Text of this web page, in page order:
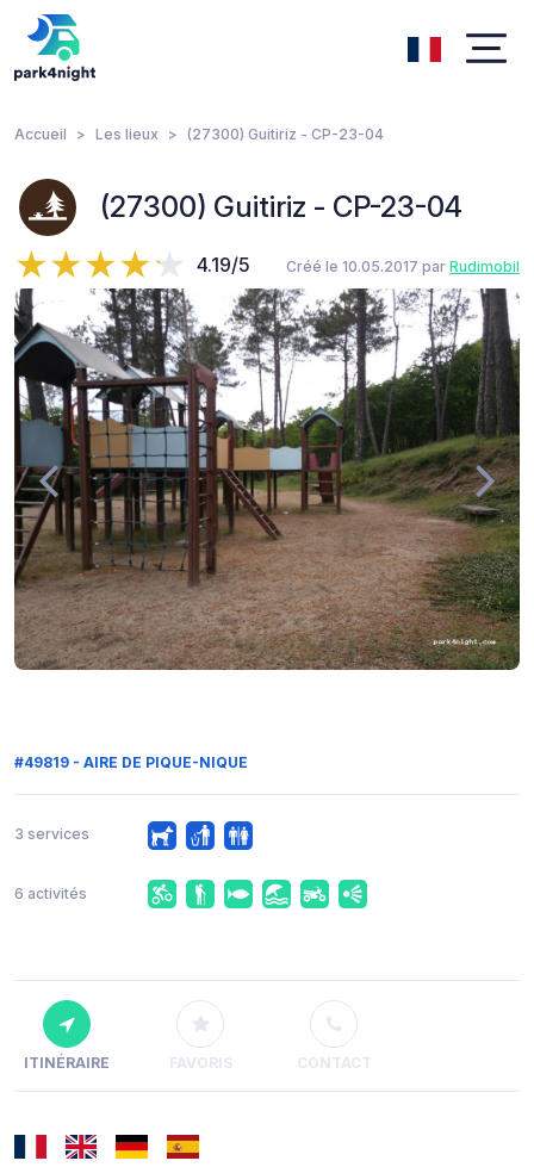
Accueil Les lieux (27300) Guitiriz - CP-23-04
(27300) Guitiriz - CP-23-04
4.19/5 Créé le 10.05.2017 par Rudimobil
#49819 - AIRE DE PIQUE-NIQUE
3 services
6 activités
ITINÉRAIRE FAVORIS CONTACT